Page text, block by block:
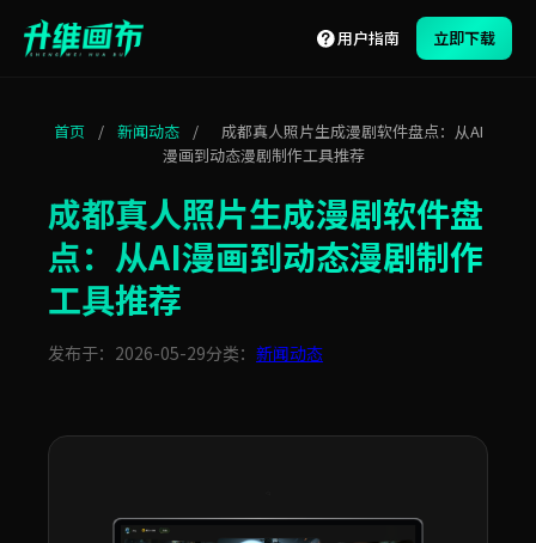
用户指南 立即下载
首页 / 新闻动态 /
成都真人照片生成漫剧软件盘点：从AI
漫画到动态漫剧制作工具推荐
成都真人照片生成漫剧软件盘
点：从AI漫画到动态漫剧制作
工具推荐
发布于：2026-05-29分类： 新闻动态